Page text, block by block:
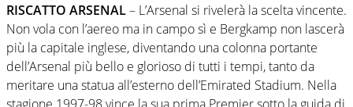
RISCATTO ARSENAL– L’Arsenal si rivelerà la scelta vincente.
Non vola con l’aereo ma in campo sì e Bergkamp non lascerà
più la capitale inglese, diventando una colonna portante
dell’Arsenal più bello e glorioso di tutti i tempi, tanto da
meritare una statua all’esterno dell’Emirated Stadium. Nella